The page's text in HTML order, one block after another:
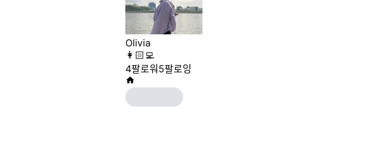
Olivia
👩🏻‍💻
4팔로워 5팔로잉